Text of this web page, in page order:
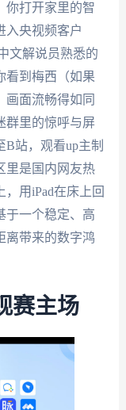
你打开家里的智
入央视频客户
文解说员熟悉的
看到梅西（如果
画面流畅得如同
群里的惊呼与屏
站，观看up主制
里是国内网友热
用iPad在床上回
于一个稳定、高
离带来的数字鸿
赛主场